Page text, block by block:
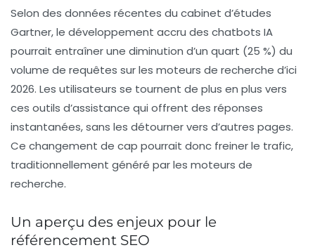
Selon des données récentes du cabinet d’études
Gartner, le développement accru des chatbots IA
pourrait entraîner une diminution d’un quart (25 %) du
volume de requêtes sur les moteurs de recherche d’ici
2026. Les utilisateurs se tournent de plus en plus vers
ces outils d’assistance qui offrent des réponses
instantanées, sans les détourner vers d’autres pages.
Ce changement de cap pourrait donc freiner le trafic,
traditionnellement généré par les moteurs de
recherche.
Un aperçu des enjeux pour le
référencement SEO